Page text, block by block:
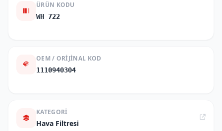
ÜRÜN KODU
WH 722
OEM / ORIJINAL KOD
1110940304
KATEGORI
Hava Filtresi